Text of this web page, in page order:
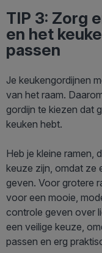
TIP 3: Zorg
en het
passen
Je keukengordijnen
van het raam.
gordijn te kiezen dat
keuken hebt.
Heb je kleine ramen,
keuze zijn, omdat ze
geven. Voor grotere
voor een mooie,
controle geven over
een veilige keuze,
passen en erg